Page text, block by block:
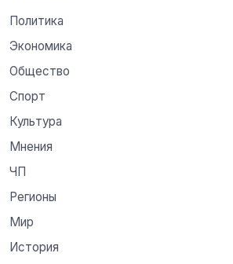
Политика
Экономика
Общество
Спорт
Культура
Мнения
ЧП
Регионы
Мир
История